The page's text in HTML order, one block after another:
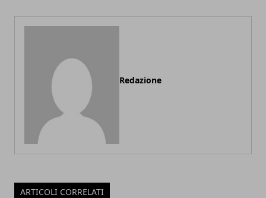
Redazione
ARTICOLI CORRELATI